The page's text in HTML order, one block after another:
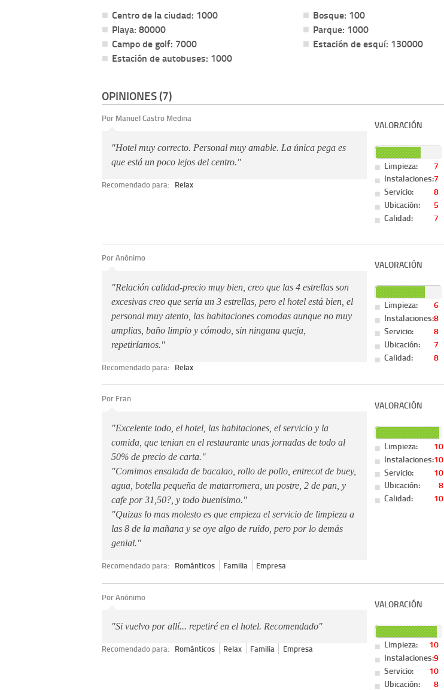
Centro de la ciudad: 1000
Playa: 80000
Campo de golf: 7000
Estación de autobuses: 1000
Bosque: 100
Parque: 1000
Estación de esquí: 130000
OPINIONES (7)
Por Manuel Castro Medina
"Hotel muy correcto. Personal muy amable. La única pega es
que está un poco lejos del centro."
Recomendado para: Relax
VALORACIÓN
Limpieza:
7
Instalaciones:7
Servicio:
8
Ubicación:
5
Calidad:
7
Por Anónimo
"Relación calidad-precio muy bien, creo que las 4 estrellas son
excesivas creo que sería un 3 estrellas, pero el hotel está bien, el
personal muy atento, las habitaciones comodas aunque no muy
amplias, baño limpio y cómodo, sin ninguna queja,
repetiríamos."
Recomendado para: Relax
VALORACIÓN
Limpieza:
6
Instalaciones:8
Servicio:
8
Ubicación:
7
Calidad:
8
Por Fran
"Excelente todo, el hotel, las habitaciones, el servicio y la
comida, que tenian en el restaurante unas jornadas de todo al
50% de precio de carta."
"Comimos ensalada de bacalao, rollo de pollo, entrecot de buey,
agua, botella pequeña de matarromera, un postre, 2 de pan, y
cafe por 31,50?, y todo buenisimo."
"Quizas lo mas molesto es que empieza el servicio de limpieza a
las 8 de la mañana y se oye algo de ruido, pero por lo demás
genial."
Recomendado para: Románticos Familia Empresa
VALORACIÓN
Limpieza:
10
Instalaciones:10
Servicio:
10
Ubicación:
8
Calidad:
10
Por Anónimo
"Si vuelvo por allí... repetiré en el hotel. Recomendado"
Recomendado para: Románticos Relax Familia Empresa
VALORACIÓN
Limpieza:
10
Instalaciones:9
Servicio:
10
Ubicación:
8